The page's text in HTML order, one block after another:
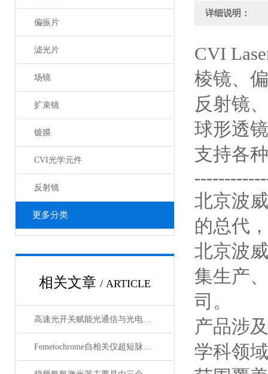
偏振片
滤光片
场镜
扩束镜
镀膜
CVI光学元件
反射镜
更多分类
相关文章 / ARTICLE
高速光开关赋能光通信与光电融合的关键技术
Femetochrome自相关仪超短脉冲测量的“时间显微镜”
详细说明：
CVI
棱镜、
反射镜
球形透
支持各
北京波
的总代
北京波
集生产
司。
产品涉
学科领